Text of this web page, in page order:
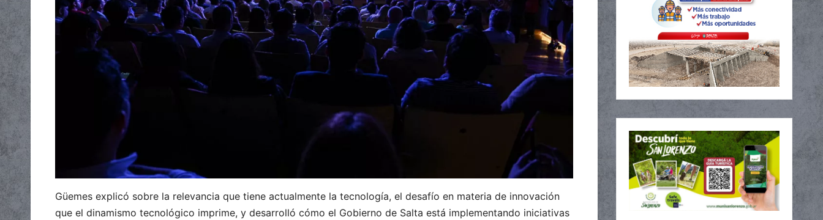
Güemes explicó sobre la relevancia que tiene actualmente la tecnología, el desafío en materia de innovación
que el dinamismo tecnológico imprime, y desarrolló cómo el Gobierno de Salta está implementando iniciativas